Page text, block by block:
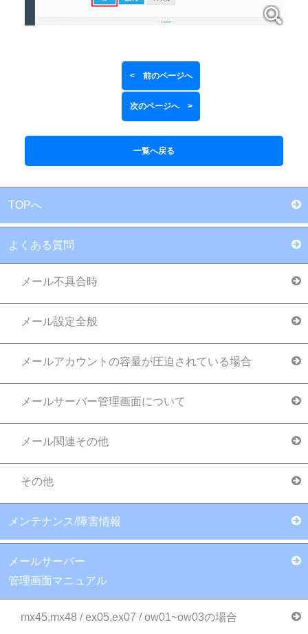
< 前のページへ
次のページへ >
一覧へ戻る
TOPへ
よくある質問
メール不具合時
メール設定全般
メールアカウントの容量が圧迫されている場合
メールサーバー管理画面について
メール関連その他
その他
メンテナンス/障害情報
メールサーバー
管理画面マニュアル
mx45,mx48 / ex05,ex07 / ow01~ow03の場合